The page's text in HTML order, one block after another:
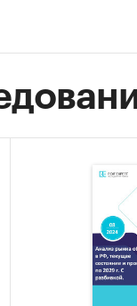
по
выражении
Объем
Темпы
Уровень